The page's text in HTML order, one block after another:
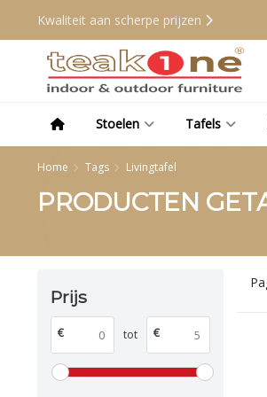
Kwaliteit aan scherpe prijzen
Stoelen Tafels
Home Tags Livingtafel
PRODUCTEN
Prijs
€ tot €